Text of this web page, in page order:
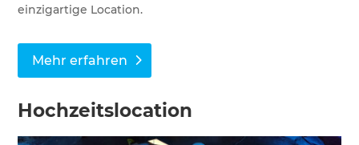
einzigartige Location.
Mehr erfahren
Hochzeitslocation